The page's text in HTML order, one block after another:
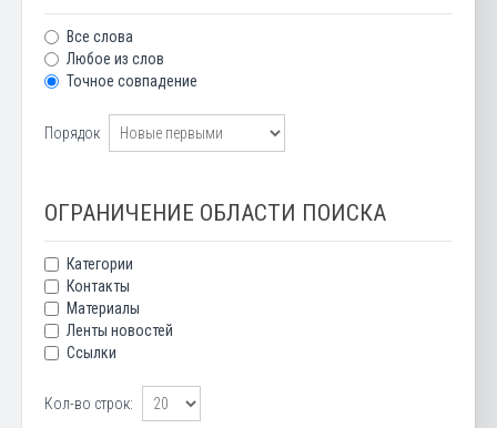
Все слова
Любое из слов
Точное совпадение
Порядок
ОГРАНИЧЕНИЕ ОБЛАСТИ ПОИСКА
Категории
Контакты
Материалы
Ленты новостей
Ссылки
Кол-во строк: